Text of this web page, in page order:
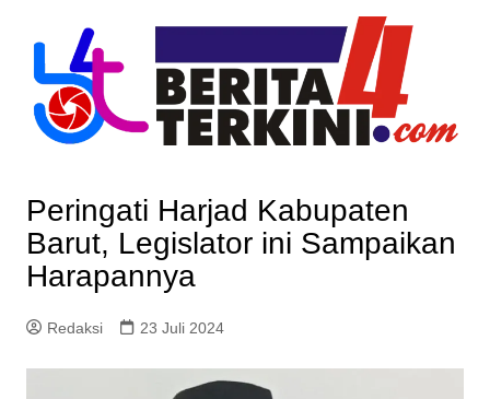
content
Peringati Harjad Kabupaten
Barut, Legislator ini Sampaikan
Harapannya
Redaksi 23 Juli 2024